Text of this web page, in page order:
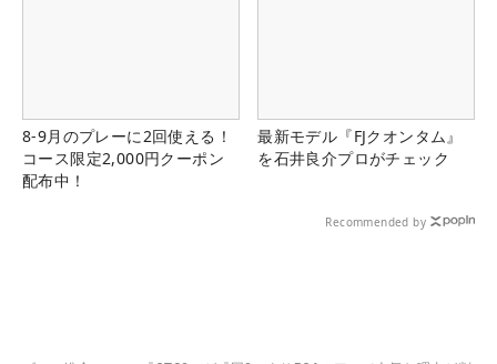
8-9月のプレーに2回使える！
コース限定2,000円クーポン
配布中！
最新モデル『FJクオンタム』
を石井良介プロがチェック
Recommended by